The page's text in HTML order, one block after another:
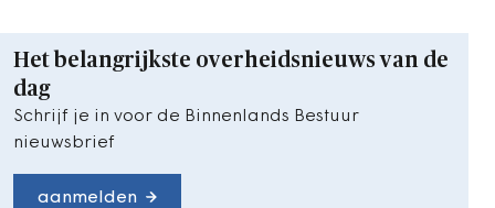
Het belangrijkste overheidsnieuws van de
dag
Schrijf je in voor de Binnenlands Bestuur
nieuwsbrief
aanmelden